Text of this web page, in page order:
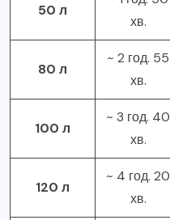
50 л
хв.
80 л
~ 2 год. 55
хв.
100 л
~ 3 год. 40
хв.
120 л
~ 4 год. 20
хв.